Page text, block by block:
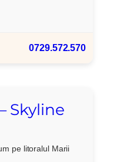
0729.572.570
Skyline
pe litoralul Marii